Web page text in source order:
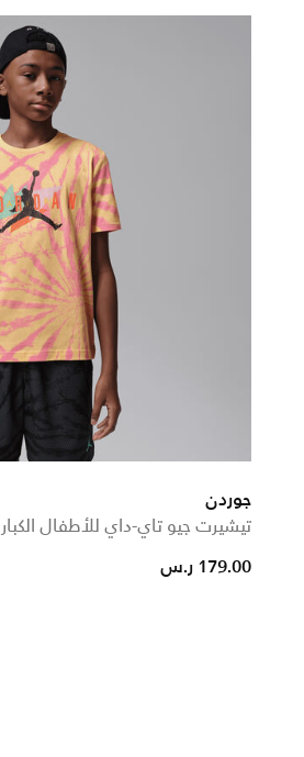
جوردن
تيشيرت جيو تاي-داي للأطفال الكبار
179.00 ر.س